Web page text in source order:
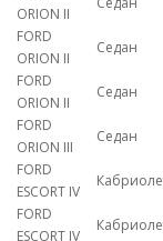
ORION II
FORD
ORION II
Седан
FORD
ORION II
Седан
FORD
ORION III
Седан
FORD
ESCORT IV
FORD
ESCORT IV